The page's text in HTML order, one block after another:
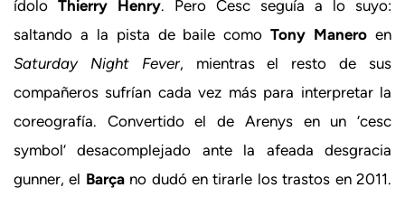
ídolo Thierry Henry. Pero Cesc seguía a lo suyo:
saltando a la pista de baile comoTony Manero en
Saturday Night Fever, mientras el resto de sus
compañeros sufrían cada vez más para interpretar la
coreografía. Convertido el de Arenys en un ‘cesc
symbol’ desacomplejado ante la afeada desgracia
gunner, el Barçano dudó en tirarle los trastos en 2011.